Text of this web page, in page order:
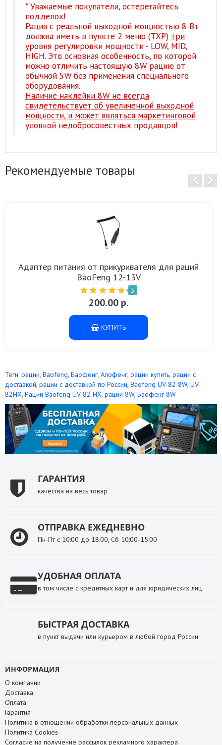
* Уважаемые покупатели, остерегайтесь
подделок!
Рация с реальной выходной мощностью 8 Вт
должна иметь в пункте 2 меню (TXP) три
уровня регулировки мощности - LOW, MID,
HIGH. Это основная особенность, по которой
можно отличить настоящую 8W рацию от
обычной 5W без применения специального
оборудования.
Наличие наклейки 8W не всегда
свидетельствует об увеличенной выходной
мощности, и может являться маркетинговой
уловкой недобросовестных продавцов!
Рекомендуемые товары
Адаптер питания от прикуривателя для раций
BaoFeng 12-13V
3
200.00 р.
КУПИТЬ
Теги: рации, Baofeng, Баофенг, Алофенг, рации купить, рации с
доставкой, рации с доставкой по России, Baofeng UV-82 8W, UV-
82HX, Рации Baofeng UV-82 HX, рации 8W, Баофенг 8W
ГАРАНТИЯ
качества на весь товар
ОТПРАВКА ЕЖЕДНЕВНО
Пн-Пт с 10:00 до 18:00, Сб 10:00-15:00
УДОБНАЯ ОПЛАТА
в том числе с кредитных карт и для юридических лиц
БЫСТРАЯ ДОСТАВКА
в пункт выдачи или курьером в любой город России
ИНФОРМАЦИЯ
О компании
Доставка
Оплата
Гарантия
Политика в отношении обработки персональных данных
Политика Cookies
Согласие на получение рассылок рекламного характера